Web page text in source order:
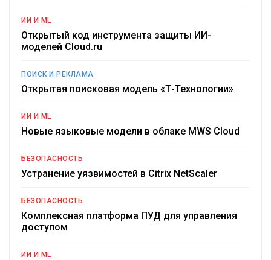
ИИ И ML
Открытый код инструмента защиты ИИ-
моделей Cloud.ru
ПОИСК И РЕКЛАМА
Открытая поисковая модель «Т-Технологии»
ИИ И ML
Новые языковые модели в облаке MWS Cloud
БЕЗОПАСНОСТЬ
Устранение уязвимостей в Citrix NetScaler
БЕЗОПАСНОСТЬ
Комплексная платформа ПУД для управления
доступом
ИИ И ML